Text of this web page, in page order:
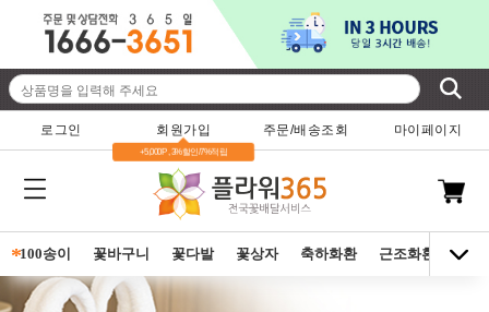
로그인 회원가입
+5,000P , 3%할인/7%적립
주문/배송조회 마이페이지
*100송이 꽃바구니 꽃다발 꽃상자 축하화환 근조화환 동양